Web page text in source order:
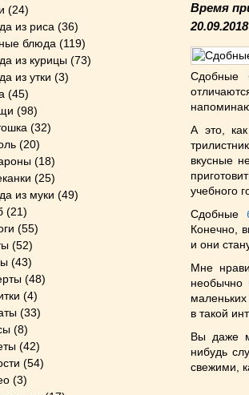
Время
20.09.2018
Сдобные
А это,
вкусные
учебного
Сдобные
Конечно,
и они
Мне
необычно
в такой
Вы даже
нибудь
свежими,
(24)
из риса (36)
блюда (119)
из курицы (73)
из утки (3)
(45)
(98)
(32)
(20)
(18)
(25)
из муки (49)
(21)
(55)
(52)
(43)
(48)
(4)
(33)
(8)
(42)
(54)
(3)